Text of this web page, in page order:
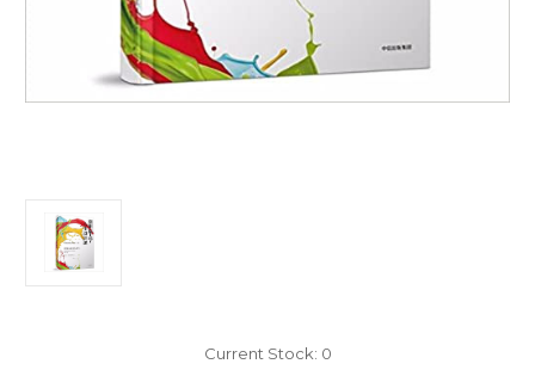
Current Stock: 0